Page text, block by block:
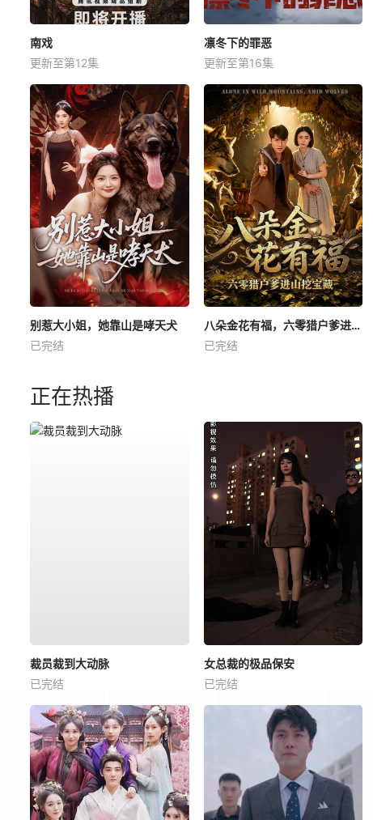
南戏
更新至第12集
凛冬下的罪恶
更新至第16集
别惹大小姐，她靠山是哮天犬
已完结
八朵金花有福，六零猎户爹进山挖宝藏
已完结
正在热播
裁员裁到大动脉
已完结
女总裁的极品保安
已完结